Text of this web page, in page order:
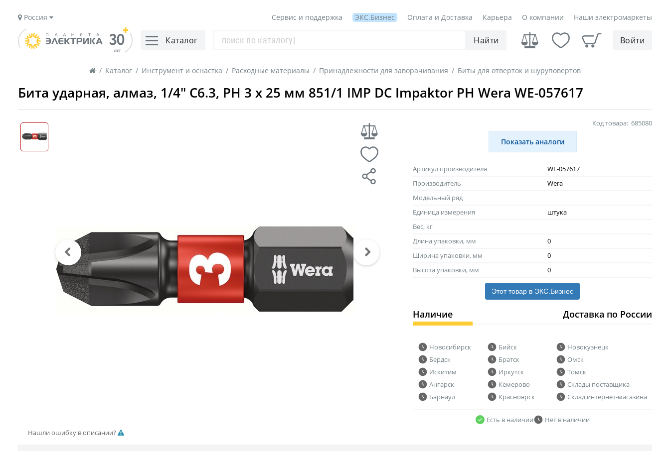
Россия Сервис и поддержка ЭКС.Бизнес Оплата и Доставка Карьера О компании Наши электромаркеты
Каталог Найти Войти
/ Каталог / Инструмент и оснастка / Расходные материалы / Принадлежности для заворачивания / Биты для отверток и шуруповертов
Бита ударная, алмаз, 1/4" C6.3, PH 3 x 25 мм 851/1 IMP DC Impaktor PH Wera WE-057617
Код товара: 685080
Показать аналоги
Артикул производителя
WE-057617
Производитель
Wera
Модельный ряд
Единица измерения
штука
Вес, кг
Длина упаковки, мм
0
Ширина упаковки, мм
0
Высота упаковки, мм
0
Этот товар в ЭКС.Бизнес
Наличие Доставка по России
Новосибирск
Бердск
Искитим
Ангарск
Барнаул
Бийск
Братск
Иркутск
Кемерово
Красноярск
Новокузнецк
Омск
Томск
Склады поставщика
Склад интернет-магазина
Есть в наличии
Нет в наличии
Нашли ошибку в описании?